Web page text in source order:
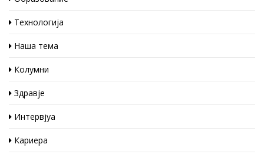
Технологија
Наша тема
Колумни
Здравје
Интервјуа
Кариера